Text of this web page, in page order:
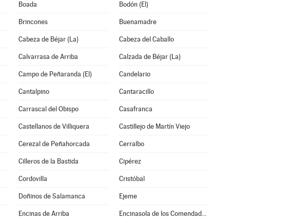
Boada Bodón (El)
Brincones Buenamadre
Cabeza de Béjar (La) Cabeza del Caballo
Calvarrasa de Arriba Calzada de Béjar (La)
Campo de Peñaranda (El) Candelario
Cantalpino Cantaracillo
Carrascal del Obispo Casafranca
Castellanos de Villiquera Castillejo de Martín Viejo
Cerezal de Peñahorcada Cerralbo
Cilleros de la Bastida Cipérez
Cordovilla Cristóbal
Doñinos de Salamanca Ejeme
Encinas de Arriba Encinasola de los Comendadores